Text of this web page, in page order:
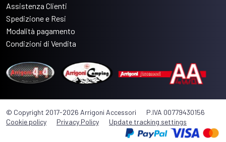
Assistenza Clienti
Spedizione e Resi
Modalità pagamento
Condizioni di Vendita
© Copyright 2017-2026 Arrigoni Accessori
P.IVA 00779430156
Cookie policy
Privacy Policy Update tracking settings